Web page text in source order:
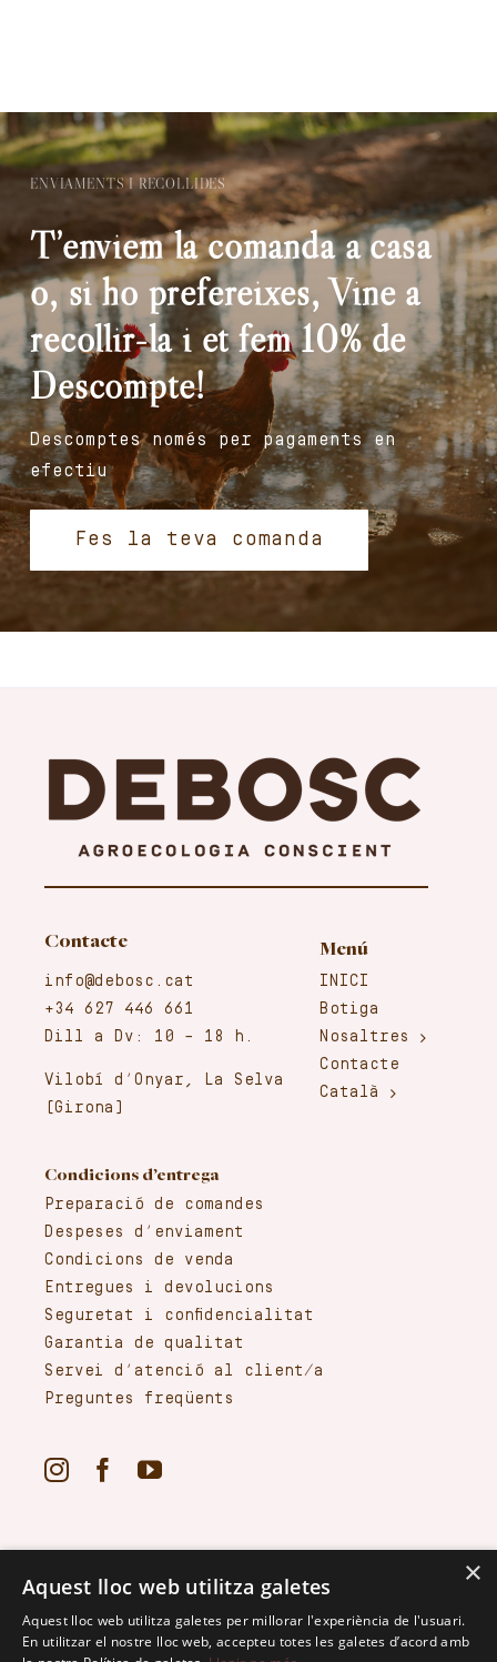
ENVIAMENTS I RECOLLIDES
T’enviem la comanda a casa
o, si ho prefereixes, Vine a
recollir-la i et fem 10% de
Descompte!
Descomptes només per pagaments en
efectiu
Fes la teva comanda
Menú
INICI
Botiga
Nosaltres
Contacte
Català
Contacte
info@debosc.cat
+34 627 446 661
Dill a Dv: 10 – 18 h.
Vilobí d’Onyar, La Selva
(Girona)
Condicions d’entrega
Preparació de comandes
Despeses d’enviament
Condicions de venda
Entregues i devolucions
Seguretat i confidencialitat
Garantia de qualitat
Servei d’atenció al client/a
Preguntes freqüents
×
Aquest lloc web utilitza galetes
Aquest lloc web utilitza galetes per millorar l'experiència de l'usuari.
En utilitzar el nostre lloc web, accepteu totes les galetes d’acord amb